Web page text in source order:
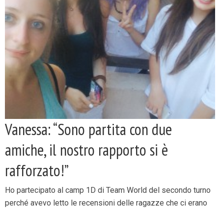
Vanessa: “Sono partita con due
amiche, il nostro rapporto si è
rafforzato!”
Ho partecipato al camp 1D di Team World del secondo turno
perché avevo letto le recensioni delle ragazze che ci erano